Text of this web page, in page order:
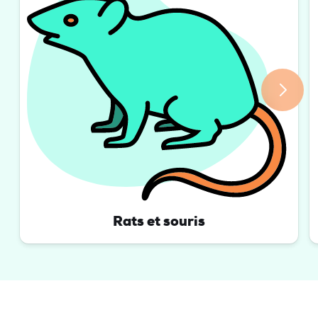
Rats et souris